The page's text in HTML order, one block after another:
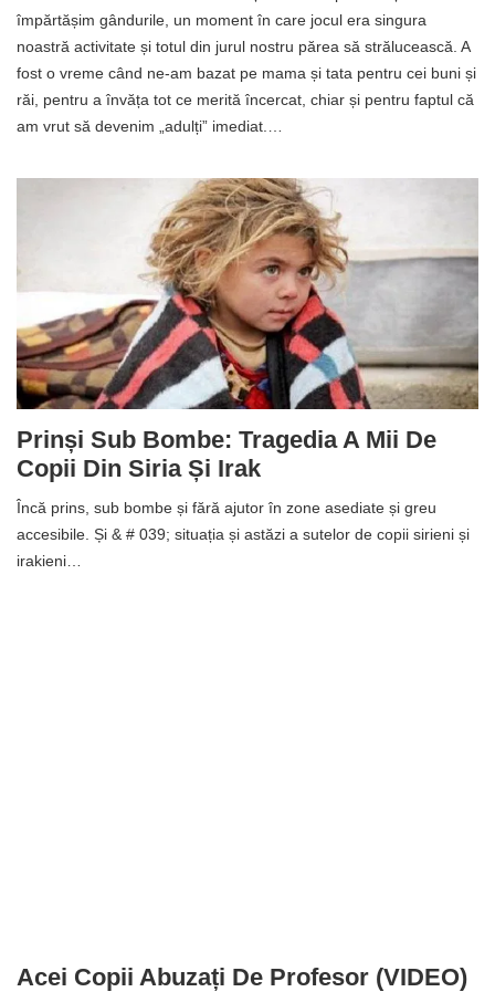
împărtășim gândurile, un moment în care jocul era singura
noastră activitate și totul din jurul nostru părea să strălucească. A
fost o vreme când ne-am bazat pe mama și tata pentru cei buni și
răi, pentru a învăța tot ce merită încercat, chiar și pentru faptul că
am vrut să devenim „adulți” imediat.…
Prinși Sub Bombe: Tragedia A Mii De
Copii Din Siria Și Irak
Încă prins, sub bombe și fără ajutor în zone asediate și greu
accesibile. Și & # 039; situația și astăzi a sutelor de copii sirieni și
irakieni…
Acei Copii Abuzați De Profesor (VIDEO)